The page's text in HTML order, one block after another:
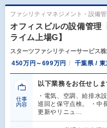
ファシリティマネジメント・設備
オフィスビルの設備管理
ライム上場G】
スターツファシリティーサービス
450万円～699万円
千葉県 /
仕事
内容
以下業務をお任せしま
・電気、空調、給排水
巡回と保守点検。 ・中
更新やリニュ…